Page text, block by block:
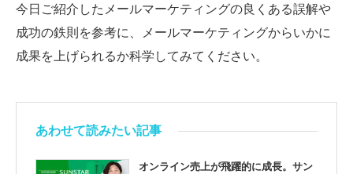
今日ご紹介したメールマーケティングの良くある誤解や
成功の鉄則を参考に、メールマーケティングからいかに
成果を上げられるか科学してみてください。
あわせて読みたい記事
オンライン売上が飛躍的に成長。サン